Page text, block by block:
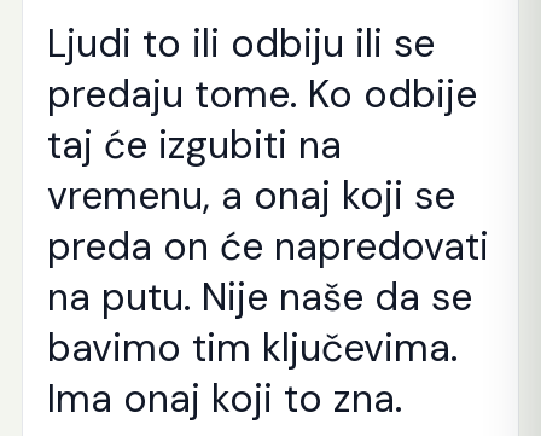
Ljudi to ili odbiju ili se
predaju tome. Ko odbije
taj će izgubiti na
vremenu, a onaj koji se
preda on će napredovati
na putu. Nije naše da se
bavimo tim ključevima.
Ima onaj koji to zna.